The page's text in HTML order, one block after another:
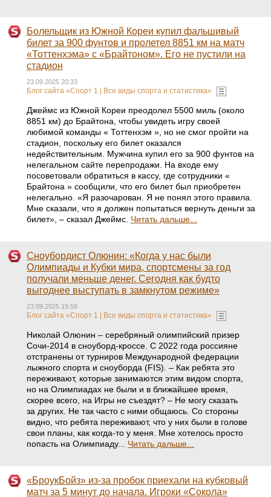
Болельщик из Южной Кореи купил фальшивый
билет за 900 фунтов и пролетел 8851 км на матч
«Тоттенхэма» с «Брайтоном». Его не пустили на
стадион
23.09.2025 20:33
Блог сайта «Спорт 1 | Все виды спорта и статистика»
Джеймс из Южной Кореи преодолел 5500 миль (около
8851 км) до Брайтона, чтобы увидеть игру своей
любимой команды « Тоттенхэм », но не смог пройти на
стадион, поскольку его билет оказался
недействительным. Мужчина купил его за 900 фунтов на
нелегальном сайте перепродажи. На входе ему
посоветовали обратиться в кассу, где сотрудники «
Брайтона » сообщили, что его билет был приобретен
нелегально. «Я разочарован. Я не понял этого правила.
Мне сказали, что я должен попытаться вернуть деньги за
билет», – сказал Джеймс. Читать дальше...
Сноубордист Олюнин: «Когда у нас были
Олимпиады и Кубки мира, спортсмены за год
получали меньше денег. Сегодня как будто
выгоднее выступать в замкнутом режиме»
23.09.2025 19:59
Блог сайта «Спорт 1 | Все виды спорта и статистика»
Николай Олюнин – серебряный олимпийский призер
Сочи-2014 в сноуборд-кроссе. С 2022 года россияне
отстранены от турниров Международной федерации
лыжного спорта и сноуборда (FIS). – Как ребята это
переживают, которые занимаются этим видом спорта,
но на Олимпиадах не были и в ближайшее время,
скорее всего, на Игры не съездят? – Не могу сказать
за других. Не так часто с ними общаюсь. Со стороны
видно, что ребята переживают, что у них были в голове
свои планы, как когда-то у меня. Мне хотелось просто
попасть на Олимпиаду... Читать дальше...
«БроукБойз» из-за пробок приехали на кубковый
матч за 5 минут до начала. Игроки «Сокола»